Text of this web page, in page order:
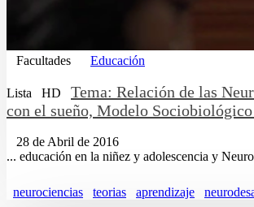
Facultades Educación
Lista HD Tema: Relación de las
con el sueño, Modelo
28 de Abril de 2016
... educación en la niñez y adolescencia y
neurociencias teorias aprendizaje